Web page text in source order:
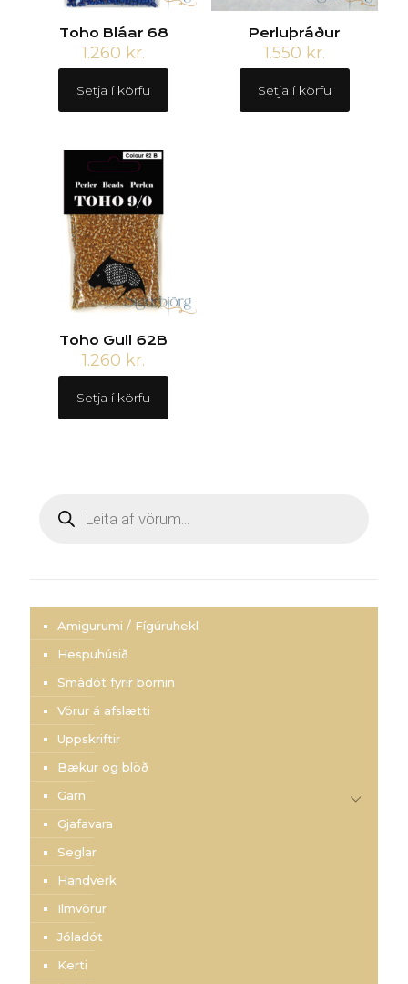
Toho Bláar 68
1.260 kr.
Setja í körfu
Perluþráður
1.550 kr.
Setja í körfu
Toho Gull 62B
1.260 kr.
Setja í körfu
search
Amigurumi / Fígúruhekl
Hespuhúsið
Smádót fyrir börnin
Vörur á afslætti
Uppskriftir
Bækur og blöð
Garn
Gjafavara
Seglar
Handverk
Ilmvörur
Jóladót
Kerti